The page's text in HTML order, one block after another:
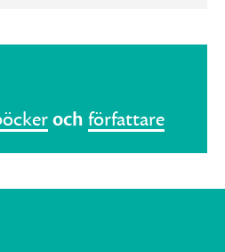
och författare